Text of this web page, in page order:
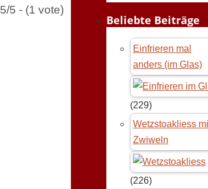
5/5 - (1 vote)
Beliebte Beiträge
Einfrieren mal
anders (im Glas)
(229)
Wetzstoakliess
Zwiweln
(226)